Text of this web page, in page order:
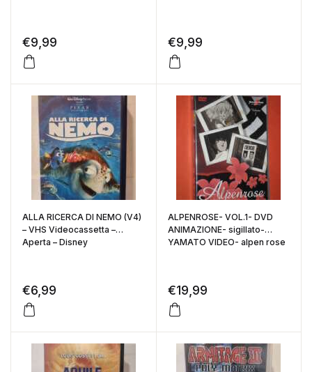
€9,99 €9,99
ALLA RICERCA DI NEMO (V4)
– VHS Videocassetta –
Aperta – Disney
€6,99
ALPENROSE- VOL.1- DVD
ANIMAZIONE- sigillato-
YAMATO VIDEO- alpen rose
€19,99